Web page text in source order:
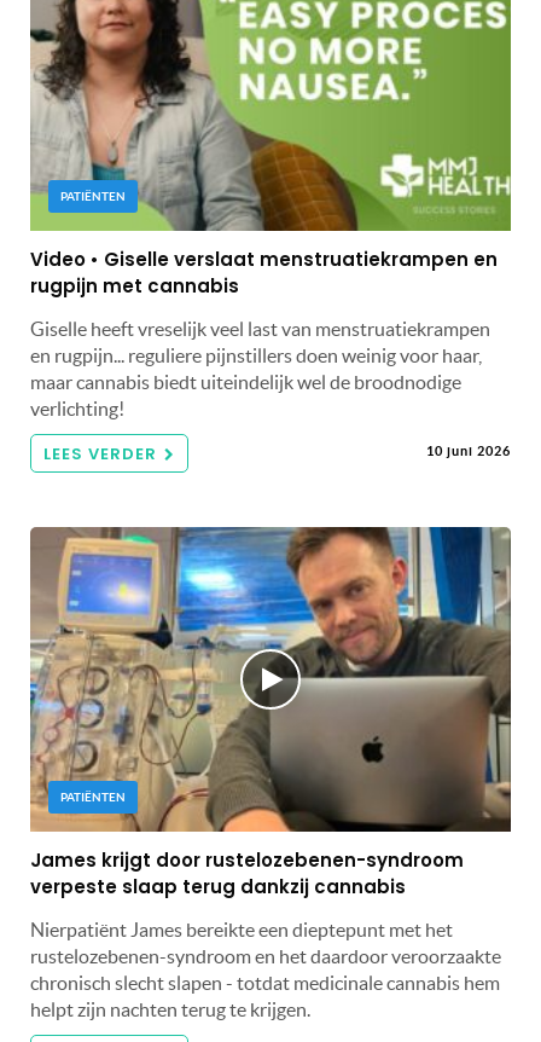
PATIËNTEN
Video • Giselle verslaat menstruatiekrampen en
rugpijn met cannabis
Giselle heeft vreselijk veel last van menstruatiekrampen
en rugpijn... reguliere pijnstillers doen weinig voor haar,
maar cannabis biedt uiteindelijk wel de broodnodige
verlichting!
LEES VERDER 10 juni 2026
PATIËNTEN
James krijgt door rustelozebenen-syndroom
verpeste slaap terug dankzij cannabis
Nierpatiënt James bereikte een dieptepunt met het
rustelozebenen-syndroom en het daardoor veroorzaakte
chronisch slecht slapen - totdat medicinale cannabis hem
helpt zijn nachten terug te krijgen.